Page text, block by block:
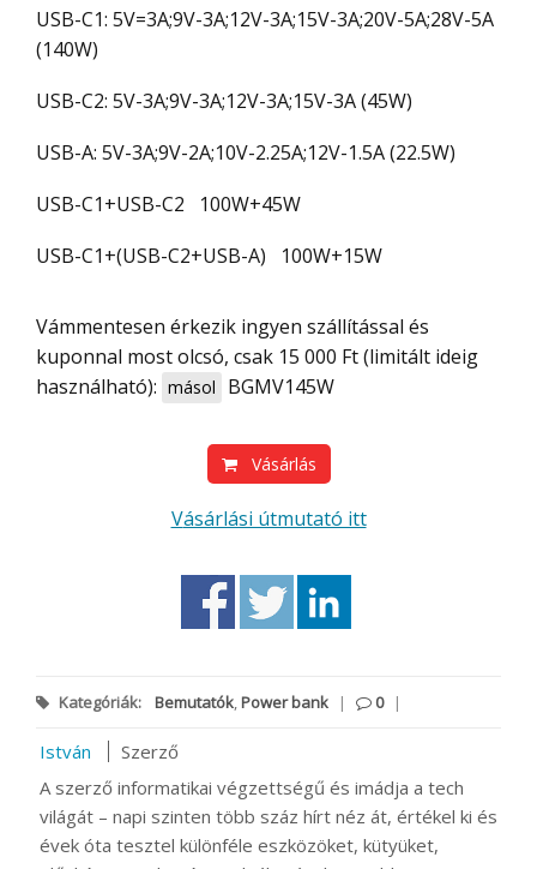
USB-C1: 5V=3A;9V-3A;12V-3A;15V-3A;20V-5A;28V-5A
(140W)
USB-C2: 5V-3A;9V-3A;12V-3A;15V-3A (45W)
USB-A: 5V-3A;9V-2A;10V-2.25A;12V-1.5A (22.5W)
USB-C1+USB-C2 100W+45W
USB-C1+(USB-C2+USB-A) 100W+15W
Vámmentesen érkezik ingyen szállítással és
kuponnal most olcsó, csak 15 000 Ft (limitált ideig
használható): másol BGMV145W
Vásárlás
Vásárlási útmutató itt
Kategóriák: Bemutatók,Power bank | 0 |
István
Szerző
A szerző informatikai végzettségű és imádja a tech
világát – napi szinten több száz hírt néz át, értékel ki és
évek óta tesztel különféle eszközöket, kütyüket,